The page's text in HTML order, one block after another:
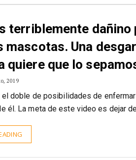
terriblemente dañino
mascotas. Una
quiere que lo
2019
el doble de posibilidades de
él. La meta de este video es dejar